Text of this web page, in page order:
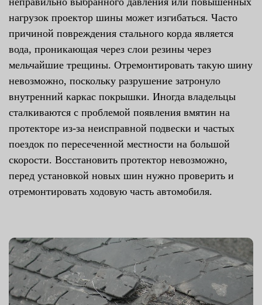
нагрузок проектор шины может изгибаться. Часто
причиной повреждения стального корда является
вода, проникающая через слои резины через
мельчайшие трещины. Отремонтировать такую шину
невозможно, поскольку разрушение затронуло
внутренний каркас покрышки. Иногда владельцы
сталкиваются с проблемой появления вмятин на
протекторе из-за неисправной подвески и частых
поездок по пересеченной местности на большой
скорости. Восстановить протектор невозможно,
перед установкой новых шин нужно проверить и
отремонтировать ходовую часть автомобиля.